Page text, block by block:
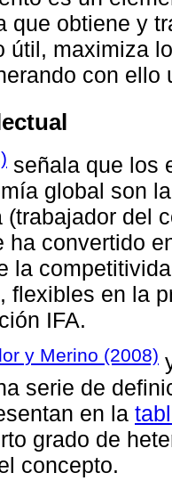
que obtiene y
útil, maximiza
con ello
señala que los
global son
(trabajador del
ha convertido
la
flexibles en la
IFA.
y Merino (2008)
serie de
en la
grado de
concepto.